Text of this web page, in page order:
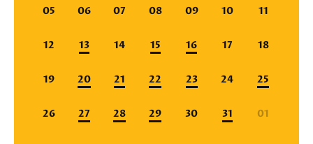
05 06 07 08 09 10 11
12 13 14 15 16 17 18
19 20 21 22 23 24 25
26 27 28 29 30 31 01